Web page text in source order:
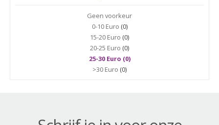
Geen voorkeur
0-10 Euro (0)
15-20 Euro (0)
20-25 Euro (0)
25-30 Euro (0)
>30 Euro (0)